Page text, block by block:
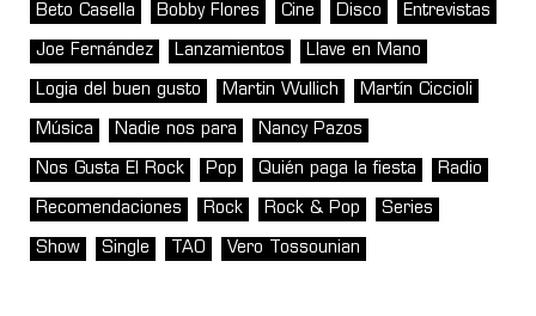
Beto Casella Bobby Flores Cine Disco Entrevistas
Joe Fernández Lanzamientos Llave en Mano
Logia del buen gusto Martin Wullich Martín Ciccioli
Música Nadie nos para Nancy Pazos
Nos Gusta El Rock Pop Quién paga la fiesta Radio
Recomendaciones Rock Rock & Pop Series
Show Single TAO Vero Tossounian